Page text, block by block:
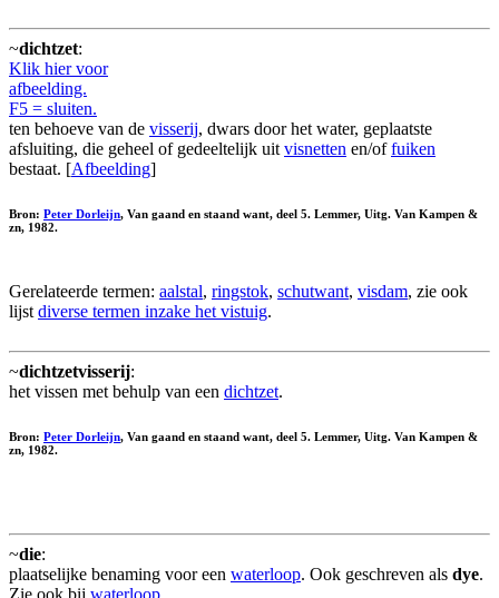
~dichtzet:
Klik hier voor
afbeelding.
F5 = sluiten.
ten behoeve van de visserij, dwars door het water, geplaatste
afsluiting, die geheel of gedeeltelijk uitvisnetten en/offuiken
bestaat. [Afbeelding]
Bron: Peter Dorleijn, Van gaand en staand want, deel 5. Lemmer, Uitg. Van Kampen &
zn, 1982.
Gerelateerde termen: aalstal, ringstok, schutwant, visdam, zie ook
lijstdiverse termen inzake het vistuig.
~dichtzetvisserij:
het vissen met behulp van een dichtzet.
Bron: Peter Dorleijn, Van gaand en staand want, deel 5. Lemmer, Uitg. Van Kampen &
zn, 1982.
~die:
plaatselijke benaming voor een waterloop. Ook geschreven als dye.